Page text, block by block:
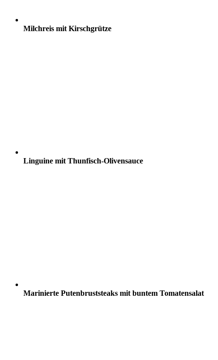
Milchreis mit Kirschgrütze
Linguine mit Thunfisch-Olivensauce
Marinierte Putenbruststeaks mit buntem Tomatensalat